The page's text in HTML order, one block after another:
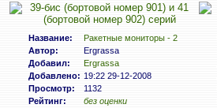
Название:
Ракетные мониторы - 2
Автор:
Ergrassa
Добавил:
Ergrassa
Добавлено: 19:22 29-12-2008
Просмотр:
1132
Рейтинг:
без оценки